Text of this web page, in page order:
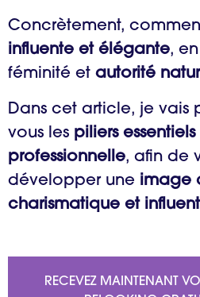
Concrètement,
influente et élégante,
féminité et autorité
Dans cet article, je vais
vous les piliers
professionnelle, afin de
développer une image
charismatique et
RECEVEZ MAINTENANT